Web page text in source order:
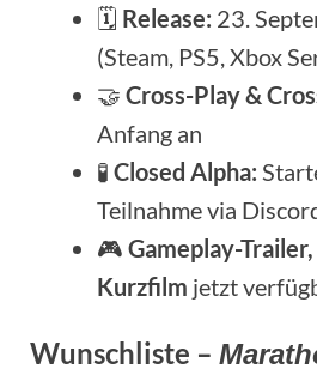
🗓 Release: 23.
(Steam, PS5, Xbox
🤝 Cross-Play &
Anfang an
🧪 Closed Alpha:
Teilnahme via
🎮 Gameplay-
Kurzfilm jetzt
Wunschliste –